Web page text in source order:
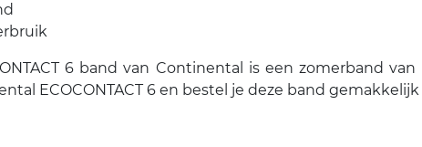
6 band van Continental is een zomerband
ECOCONTACT 6 en bestel je deze band